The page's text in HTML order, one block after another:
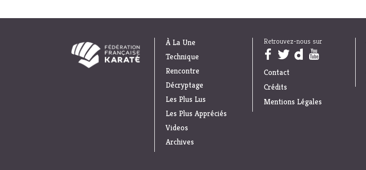
À La Une
Technique
Rencontre
Décryptage
Les Plus Lus
Les Plus Appréciés
Videos
Archives
Retrouvez-nous sur
Trouvez nous sur :
Contact
Crédits
Mentions Légales